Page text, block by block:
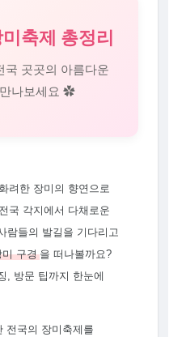
축제 총정리
곳곳의 아름다운
나보세요 ✿
려한 장미의 향연으로
국 각지에서 다채로운
람들의 발길을 기다리고
미 구경 을 떠나볼까요?
, 방문 팁까지 한눈에
전국의 장미축제를